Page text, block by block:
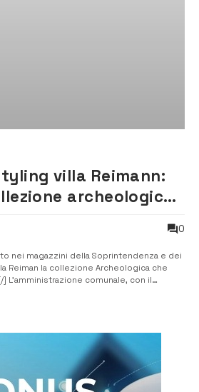
villa Reimann:
archeologica
0
nei magazzini della Soprintendenza e dei
Reiman la collezione Archeologica che
L’amministrazione comunale, con il
ha ristrutturato per intero gli inte...